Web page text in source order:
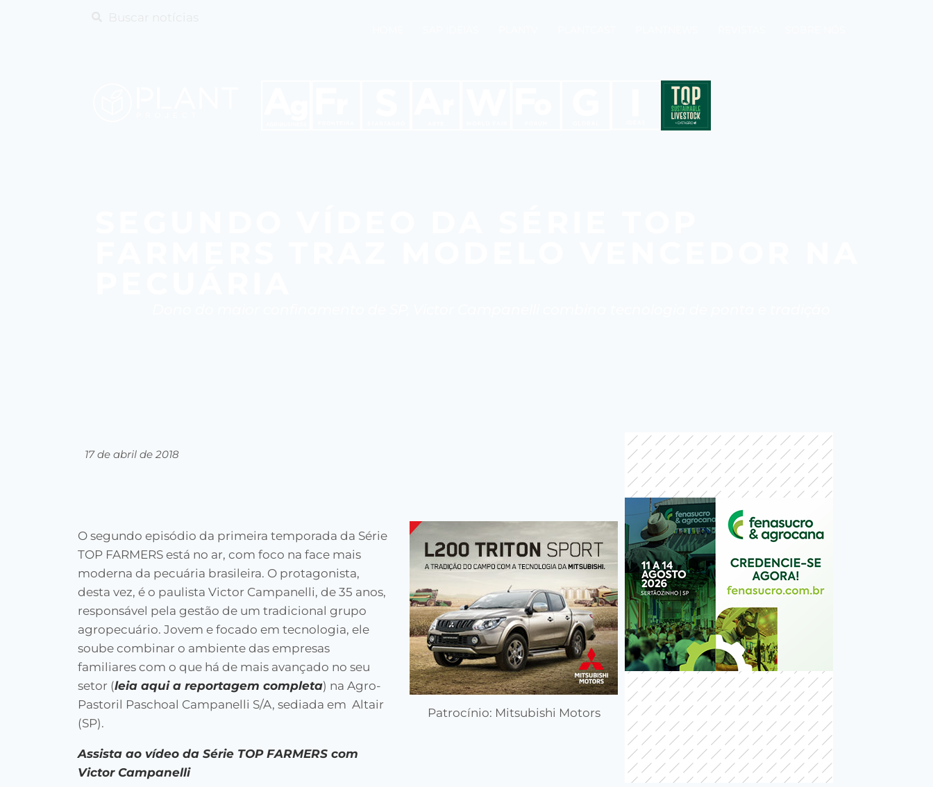
17 de abril de 2018
Patrocínio: Mitsubishi Motors
O segundo episódio da primeira temporada da Série
TOP FARMERS está no ar, com foco na face mais
moderna da pecuária brasileira. O protagonista,
desta vez, é o paulista Victor Campanelli, de 35 anos,
responsável pela gestão de um tradicional grupo
agropecuário. Jovem e focado em tecnologia, ele
soube combinar o ambiente das empresas
familiares com o que há de mais avançado no seu
setor (leia aqui a reportagem completa) na Agro-
Pastoril Paschoal Campanelli S/A, sediada em Altair
(SP).
Assista ao vídeo da Série TOP FARMERS com
Victor Campanelli